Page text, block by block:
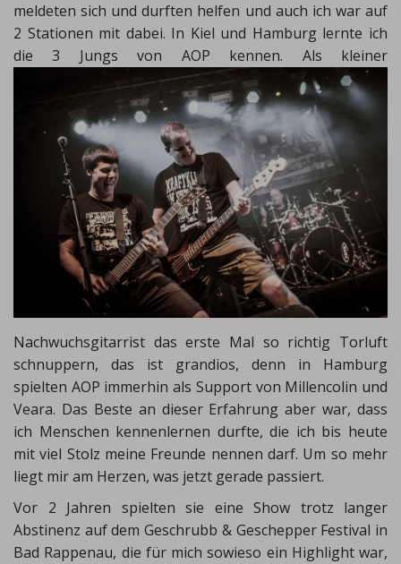
meldeten sich und durften helfen und auch ich war auf
2 Stationen mit dabei. In Kiel und Hamburg lernte ich
die 3 Jungs von AOP kennen. Als kleiner
Nachwuchsgitarrist das erste Mal so richtig Torluft
schnuppern, das ist grandios, denn in Hamburg
spielten AOP immerhin als Support von Millencolin und
Veara. Das Beste an dieser Erfahrung aber war, dass
ich Menschen kennenlernen durfte, die ich bis heute
mit viel Stolz meine Freunde nennen darf. Um so mehr
liegt mir am Herzen, was jetzt gerade passiert.
Vor 2 Jahren spielten sie eine Show trotz langer
Abstinenz auf dem Geschrubb & Geschepper Festival in
Bad Rappenau, die für mich sowieso ein Highlight war,